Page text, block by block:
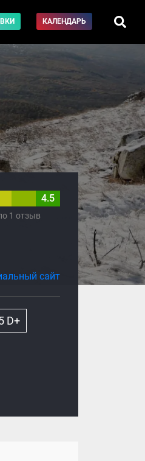
КАЛЕНДАРЬ
4.5
1 отзыв
сайт
D+